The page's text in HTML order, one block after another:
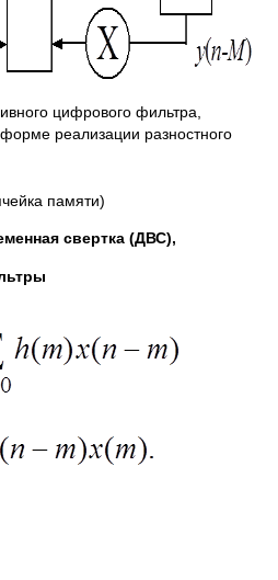
цифрового фильтра,
реализации разностного
памяти)
свертка (ДВС),